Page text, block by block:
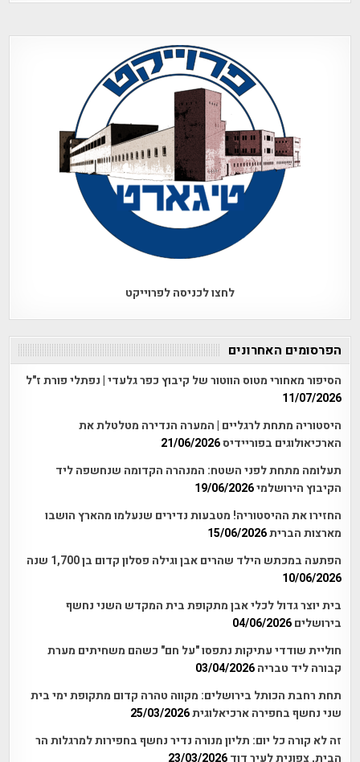
לחצו לכניסה לפרוייקט
הפרסומים האחרונים
הסיפור מאחורי מטוס הווטור של קיבוץ כפר גלעדי | נפתלי פורת ז"ל
11/07/2026
היסטוריה מתחת לרגליים | המערה הנדירה מטלטלת את
הארכיאולוגים בפוריידיס21/06/2026
תעלומה מתחת לפני השטח: המנהרה הקדומה שנחשפה ליד
הקיבוץ הירושלמי19/06/2026
החזירו את ההיסטוריה! מטבעות נדירים שנעלמו מהארץ הושבו
מארצות הברית15/06/2026
הפתעה במכתש הילד שהרים אבן וגילה פסלון קדום בן 1,700 שנה
10/06/2026
בית יוצר גדול לכלי אבן מתקופת בית המקדש השני נחשף
בירושלים 04/06/2026
חוליית שודדי עתיקות נתפסו "על חם" כשהם משחיתים מערת
קבורה ליד טבריה 03/04/2026
תחת רחבת הכותל בירושלים: מקווה טהרה קדום מתקופת ימי בית
שני נחשף בחפירה ארכיאלוגית25/03/2026
זה לא קורה כל יום: תליון מנורה נדיר נחשף בחפירות למרגלות הר
הבית, צפונית לעיר דוד 23/03/2026